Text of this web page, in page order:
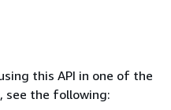
this API in one of the
see the following: